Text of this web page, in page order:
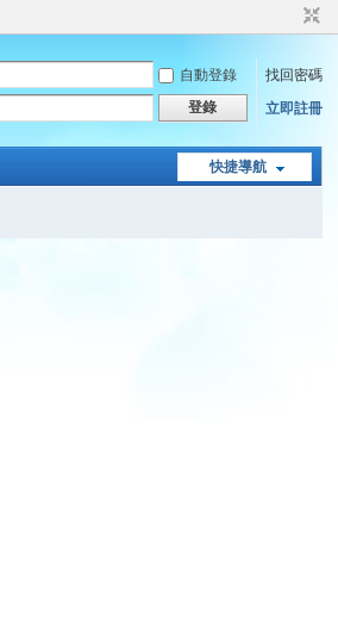
自動登錄
找回密碼
登錄 立即註冊
快捷導航